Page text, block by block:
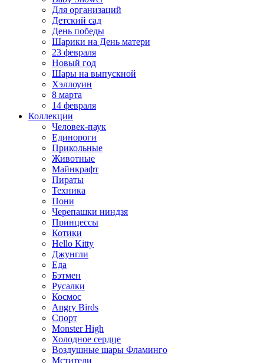
Для организаций
Детский сад
День победы
Шарики на День матери
23 февраля
Новый год
Шары на выпускной
Хэллоуин
8 марта
14 февраля
Коллекции
Человек-паук
Единороги
Прикольные
Животные
Майнкрафт
Пираты
Техника
Пони
Черепашки ниндзя
Принцессы
Котики
Hello Kitty
Джунгли
Еда
Бэтмен
Русалки
Космос
Angry Birds
Спорт
Monster High
Холодное сердце
Воздушные шары Фламинго
Мстители